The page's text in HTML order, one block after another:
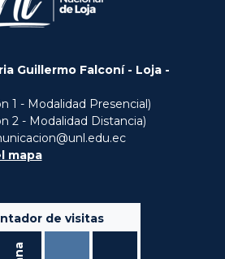
Guillermo Falconí - Loja -
1 - Modalidad Presencial)
2 - Modalidad Distancia)
mapa
de visitas